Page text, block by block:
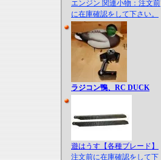
エンジン 関連小物：注文前
に在庫確認をして下さい。
ラジコン鴨、RC DUCK
遊はうす【各種ブレード】
注文前に在庫確認をして下